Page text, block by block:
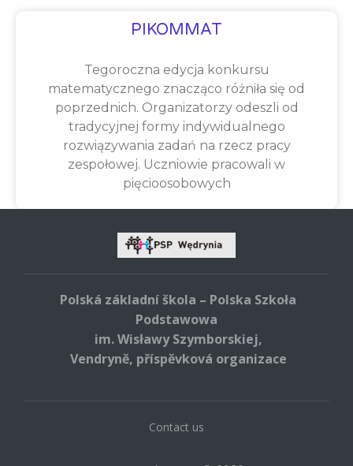
PIKOMMAT
Tegoroczna edycja konkursu
matematycznego znacząco różniła się od
poprzednich. Organizatorzy odeszli od
tradycyjnej formy indywidualnego
rozwiązywania zadań na rzecz pracy
zespołowej. Uczniowie pracowali w
pięcioosobowych
Polská základní škola – Polska Szkoła
Podstawowa
im. Wisławy Szymborskiej,
Vendryně, příspěvková organizace
Contact us